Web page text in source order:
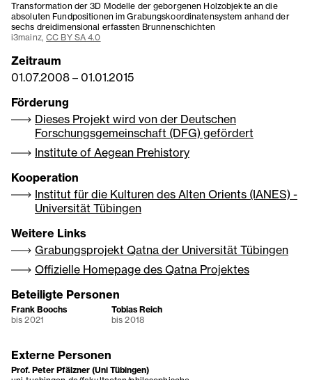
Transformation der 3D Modelle der geborgenen Holzobjekte an die
absoluten Fundpositionen im Grabungskoordinatensystem anhand der
sechs dreidimensional erfassten Brunnenschichten
i3mainz,CC BY SA 4.0
Zeitraum
01.07.2008 – 01.01.2015
Förderung
Dieses Projekt wird von der Deutschen
Forschungsgemeinschaft (DFG) gefördert
Institute of Aegean Prehistory
Kooperation
Institut für die Kulturen des Alten Orients (IANES) -
Universität Tübingen
Weitere Links
Grabungsprojekt Qatna der Universität Tübingen
Offizielle Homepage des Qatna Projektes
Beteiligte Personen
Frank Boochs
bis 2021
Tobias Reich
bis 2018
Externe Personen
Prof. Peter Pfälzner (Uni Tübingen)